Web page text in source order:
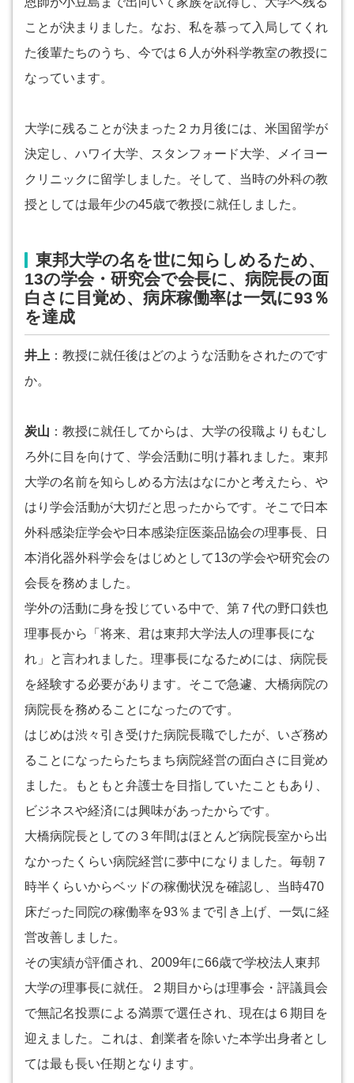
ことが決まりました。なお、私を慕って入局してくれ
た後輩たちのうち、今では６人が外科学教室の教授に
なっています。
大学に残ることが決まった２カ月後には、米国留学が
決定し、ハワイ大学、スタンフォード大学、メイヨー
クリニックに留学しました。そして、当時の外科の教
授としては最年少の45歳で教授に就任しました。
東邦大学の名を世に知らしめるため、
13の学会・研究会で会長に、病院長の面
白さに目覚め、病床稼働率は一気に93％
を達成
井上 ：教授に就任後はどのような活動をされたのです
か。
炭山 ：教授に就任してからは、大学の役職よりもむし
ろ外に目を向けて、学会活動に明け暮れました。東邦
大学の名前を知らしめる方法はなにかと考えたら、や
はり学会活動が大切だと思ったからです。そこで日本
外科感染症学会や日本感染症医薬品協会の理事長、日
本消化器外科学会をはじめとして13の学会や研究会の
会長を務めました。
学外の活動に身を投じている中で、第７代の野口鉄也
理事長から「将来、君は東邦大学法人の理事長にな
れ」と言われました。理事長になるためには、病院長
を経験する必要があります。そこで急遽、大橋病院の
病院長を務めることになったのです。
はじめは渋々引き受けた病院長職でしたが、いざ務め
ることになったらたちまち病院経営の面白さに目覚め
ました。もともと弁護士を目指していたこともあり、
ビジネスや経済には興味があったからです。
大橋病院長としての３年間はほとんど病院長室から出
なかったくらい病院経営に夢中になりました。毎朝７
時半くらいからベッドの稼働状況を確認し、当時470
床だった同院の稼働率を93％まで引き上げ、一気に経
営改善しました。
その実績が評価され、2009年に66歳で学校法人東邦
大学の理事長に就任。２期目からは理事会・評議員会
で無記名投票による満票で選任され、現在は６期目を
迎えました。これは、創業者を除いた本学出身者とし
ては最も長い任期となります。